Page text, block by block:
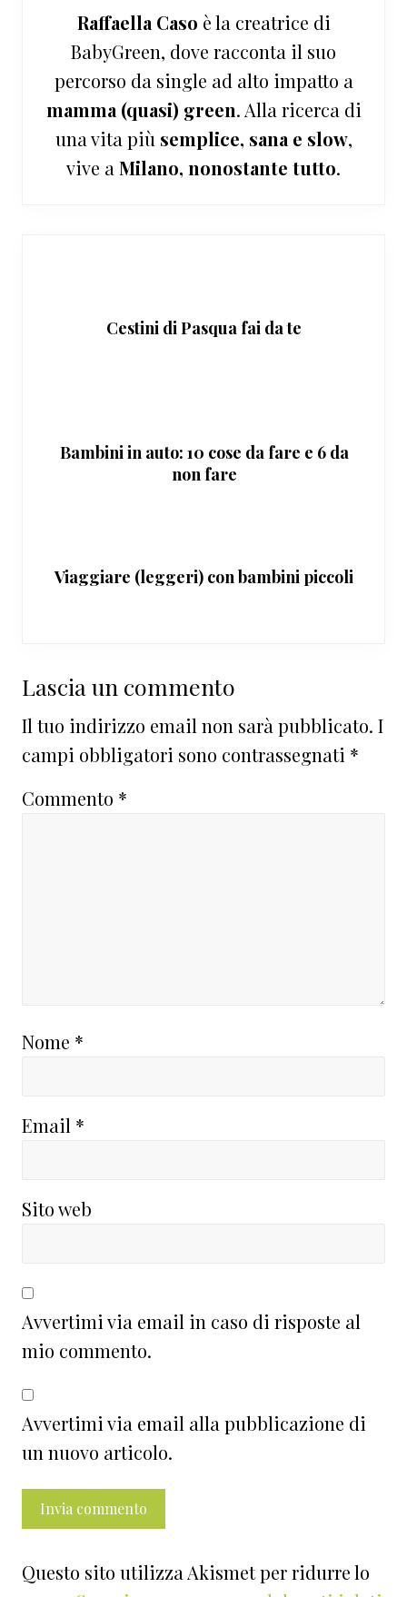
Raffaella Caso è la creatrice di
BabyGreen, dove racconta il suo
percorso da single ad alto impatto a
mamma (quasi) green. Alla ricerca di
una vita più semplice, sana e slow,
vive a Milano, nonostante tutto.
Cestini di Pasqua fai da te
Bambini in auto: 10 cose da fare e 6 da
non fare
Viaggiare (leggeri) con bambini piccoli
Interazioni
del
lettore
Lascia un commento
Il tuo indirizzo email non sarà pubblicato. I
campi obbligatori sono contrassegnati *
Commento *
Nome *
Email *
Sito web
Avvertimi via email in caso di risposte al
mio commento.
Avvertimi via email alla pubblicazione di
un nuovo articolo.
Questo sito utilizza Akismet per ridurre lo